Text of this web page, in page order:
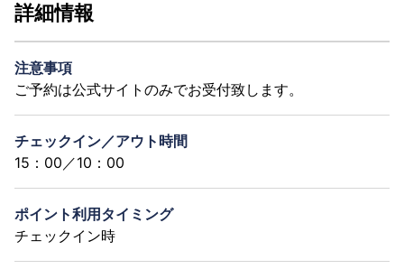
詳細情報
注意事項
ご予約は公式サイトのみでお受付致します。
チェックイン／アウト時間
15：00／10：00
ポイント利用タイミング
チェックイン時